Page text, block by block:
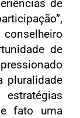
de
de
pluralidade
fato uma